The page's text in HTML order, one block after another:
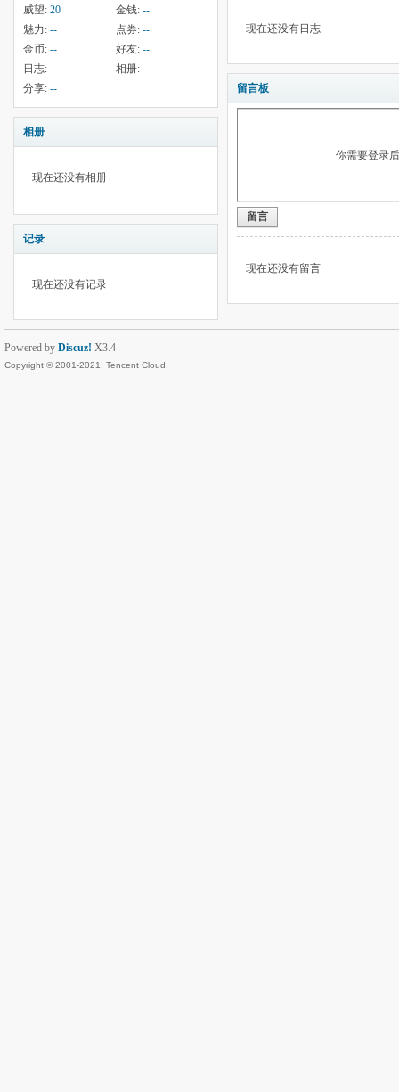
威望: 20 金钱: --
魅力: -- 点券: --
金币: -- 好友: --
日志: -- 相册: --
分享: --
相册
现在还没有相册
记录
现在还没有记录
现在还没有日志
留言板
你需要登录
留言
现在还没有留言
Powered by Discuz! X3.4
Copyright © 2001-2021, Tencent Cloud.